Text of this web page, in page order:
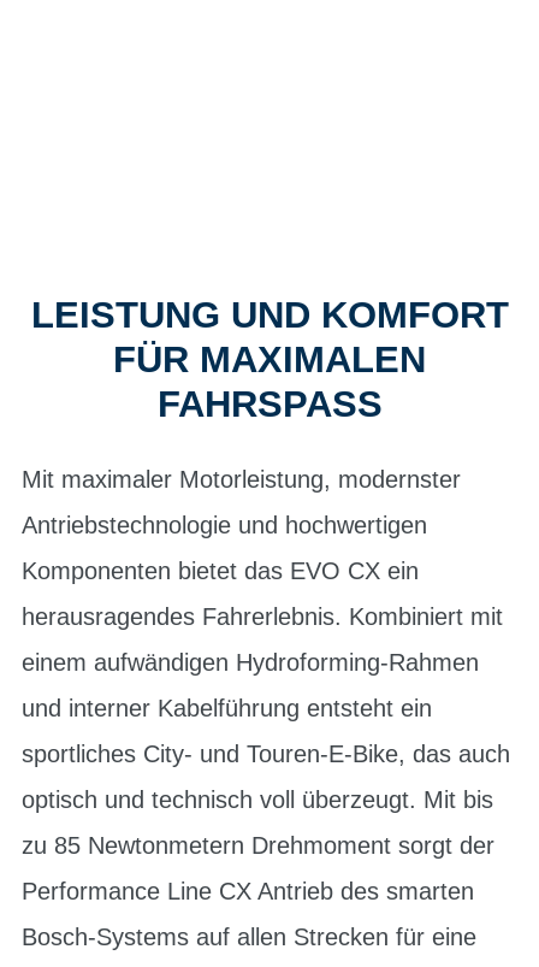
LEISTUNG UND KOMFORT
FÜR MAXIMALEN
FAHRSPASS
Mit maximaler Motorleistung, modernster
Antriebstechnologie und hochwertigen
Komponenten bietet das EVO CX ein
herausragendes Fahrerlebnis. Kombiniert mit
einem aufwändigen Hydroforming-Rahmen
und interner Kabelführung entsteht ein
sportliches City- und Touren-E-Bike, das auch
optisch und technisch voll überzeugt. Mit bis
zu 85 Newtonmetern Drehmoment sorgt der
Performance Line CX Antrieb des smarten
Bosch-Systems auf allen Strecken für eine